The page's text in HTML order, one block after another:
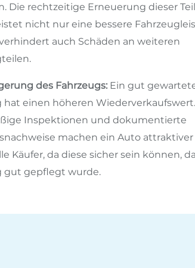
Die rechtzeitige Erneuerung dieser
nicht nur eine bessere
auch Schäden an weiteren
des Fahrzeugs: Ein gut
hat einen höheren Wiederverkaufswert.
Inspektionen und dokumentierte
machen ein Auto attraktiver
Käufer, da diese sicher sein können,
gut gepflegt wurde.